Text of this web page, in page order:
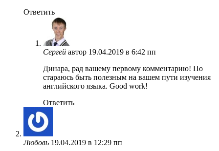
Ответить
Сергей автор 19.04.2019 в 6:42 пп
Динара, рад вашему первому комментарию! По
стараюсь быть полезным на вашем пути изучения
английского языка. Good work!
Ответить
Любовь 19.04.2019 в 12:29 пп